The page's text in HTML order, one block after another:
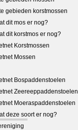
gebieden korstmossen
dit mos er nog?
dit korstmos er nog?
Korstmossen
Mossen
Bospaddenstoelen
Zeereeppaddenstoelen
Moeraspaddenstoelen
deze soort er nog?